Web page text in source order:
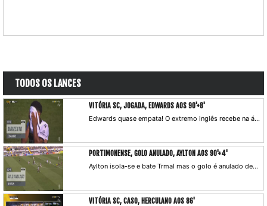
TODOS OS LANCES
VITÓRIA SC, JOGADA, EDWARDS AOS 90'+8'
Edwards quase empata! O extremo inglês recebe na área e atira a centímetros do poste.
PORTIMONENSE, GOLO ANULADO, AYLTON AOS 90'+4'
Aylton isola-se e bate Trmal mas o golo é anulado devido a fora-de-jogo.
VITÓRIA SC, CASO, HERCULANO AOS 86'